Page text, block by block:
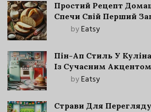
Простий Рецепт
Спечи Свій Перший
byEatsy
Пін-Ап Стиль У
Із Сучасним Акцентом
byEatsy
Страви Для